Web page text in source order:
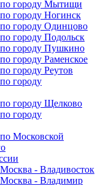
по городу Мытищи
городу Ногинск
по городу Одинцово
городу Подольск
по городу Пушкино
городу Раменское
городу Реутов
городу
городу Щелково
городу
Московской
- Владивосток
Москва - Владимир